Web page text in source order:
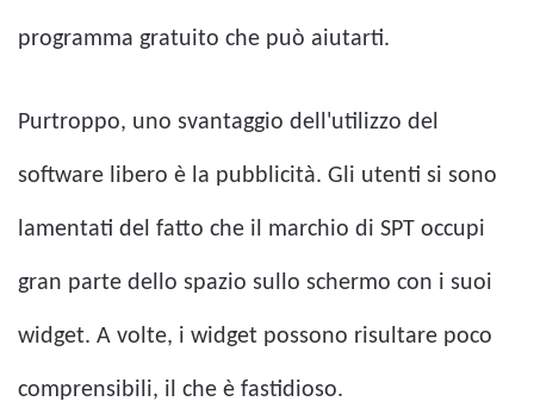
programma gratuito che può aiutarti.
Purtroppo, uno svantaggio dell'utilizzo del
software libero è la pubblicità. Gli utenti si sono
lamentati del fatto che il marchio di SPT occupi
gran parte dello spazio sullo schermo con i suoi
widget. A volte, i widget possono risultare poco
comprensibili, il che è fastidioso.